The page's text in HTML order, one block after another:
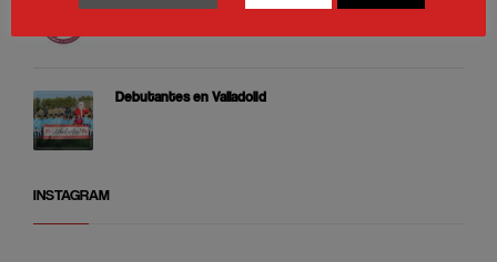
Debutantes en Valladolid
INSTAGRAM